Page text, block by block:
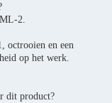
2.
octrooien en een
op het werk.
dit product?